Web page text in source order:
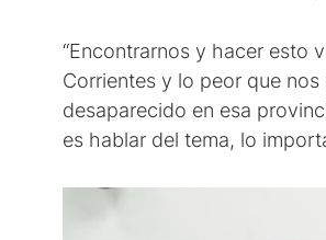
“Encontrarnos y hacer esto
Corrientes y lo peor que
desaparecido en esa
es hablar del tema, lo